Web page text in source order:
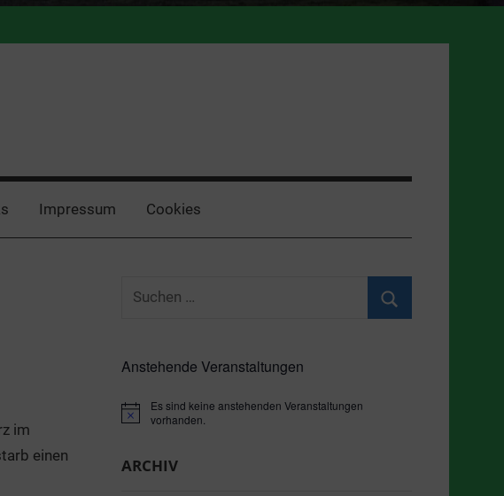
Impressum Cookies
im
einen
Suchen
Anstehende Veranstaltungen
Hinweis
Es sind keine anstehenden Veranstaltungen
vorhanden.
ARCHIV